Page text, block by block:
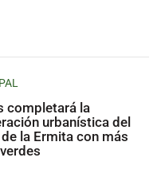
completará la
urbanística del
la Ermita con más